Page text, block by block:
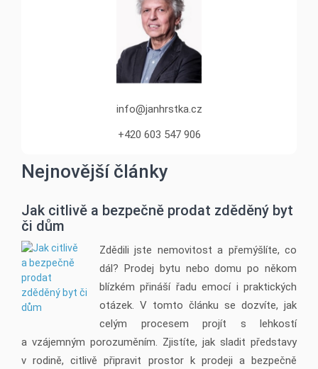
info@janhrstka.cz
+420 603 547 906
Nejnovější články
Jak citlivě a bezpečně prodat zděděný byt
či dům
Zdědili jste nemovitost a přemýšlíte, co
dál? Prodej bytu nebo domu po někom
blízkém přináší řadu emocí i praktických
otázek. V tomto článku se dozvíte, jak
celým procesem projít s lehkostí
a vzájemným porozuměním. Zjistíte, jak sladit představy
v rodině, citlivě připravit prostor k prodeji a bezpečně